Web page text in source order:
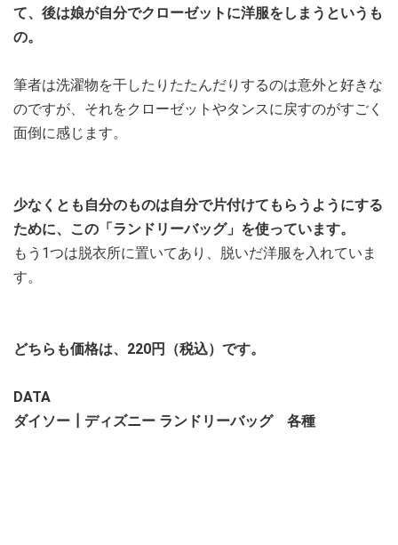
て、後は娘が自分でクローゼットに洋服をしまうというも
の。
筆者は洗濯物を干したりたたんだりするのは意外と好きな
のですが、それをクローゼットやタンスに戻すのがすごく
面倒に感じます。
少なくとも自分のものは自分で片付けてもらうようにする
ために、この「ランドリーバッグ」を使っています。
もう1つは脱衣所に置いてあり、脱いだ洋服を入れていま
す。
どちらも価格は、220円（税込）です。
DATA
ダイソー┃ディズニー ランドリーバッグ 各種